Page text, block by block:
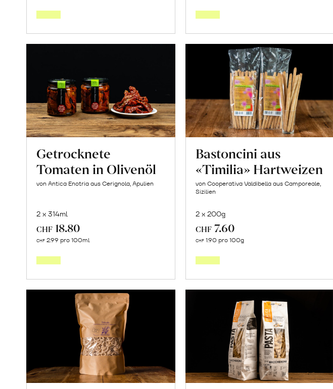
«Solaris»
Frische
Post
Mango
«Osteen»
erfahren
Getrocknete
Tomaten in Olivenöl
von Antica Enotria aus Cerignola, Apulien
2 x 314ml
CHF 18.80
CHF 2.99 pro 100ml
Bastoncini aus
«Timilia» Hartweizen
von Cooperativa Valdibella aus Camporeale,
Sizilien
2 x 200g
CHF 7.60
CHF 1.90 pro 100g